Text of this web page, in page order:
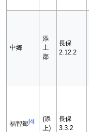
中郷
添
上
郡
長保
2.12.2
福智郷[4]
(添
上)
長保
3.3.2